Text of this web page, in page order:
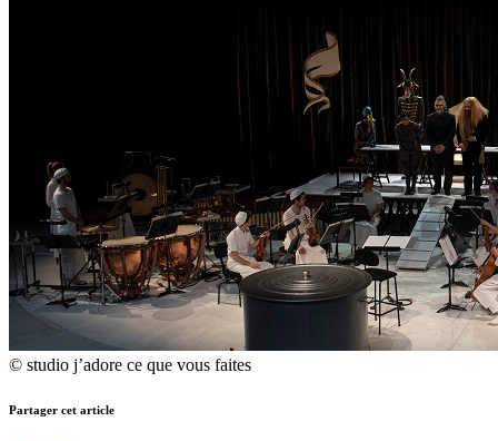
© studio j’adore ce que vous faites
Partager cet article